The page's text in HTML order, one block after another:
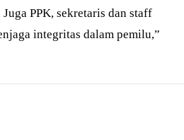
PPK, sekretaris dan staff
integritas dalam pemilu,”